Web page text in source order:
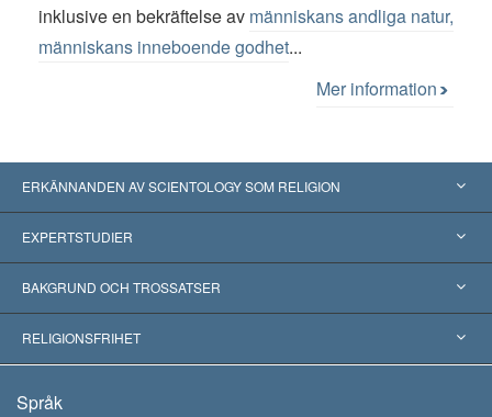
inklusive en bekräftelse av människans andliga natur,
människans inneboende godhet...
Mer information
ERKÄNNANDEN AV SCIENTOLOGY SOM RELIGION
USA
Erkännanden världen över
Viktiga domstolsutslag
EXPERTSTUDIER
Expertutlåtanden, ordnade efter kategori
Världens främsta experter
BAKGRUND OCH TROSSATSER
L. Ron Hubbard
RELIGIONSFRIHET
Språk